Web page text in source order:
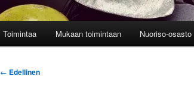
Toimintaa Mukaan toimintaan Nuoriso-osasto
Artikkelien
← Edellinen